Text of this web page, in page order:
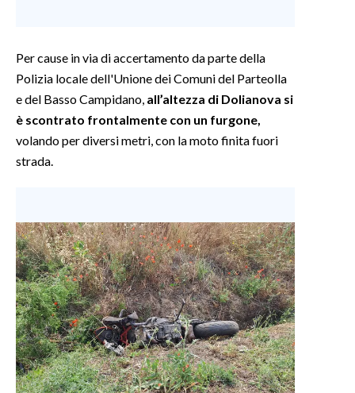
Per cause in via di accertamento da parte della
Polizia locale dell'Unione dei Comuni del Parteolla
e del Basso Campidano, all’altezza di Dolianova si
è scontrato frontalmente con un furgone,
volando per diversi metri, con la moto finita fuori
strada.